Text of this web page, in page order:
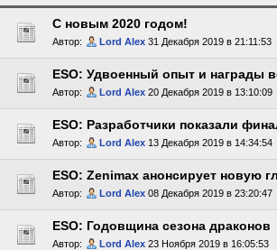
С новым 2020 годом!
Автор: Lord Alex 31 Декабря 2019 в 21:11:53
ESO: Удвоенный опыт и награды
Автор: Lord Alex 20 Декабря 2019 в 13:10:09
ESO: Разработчики показали
Автор: Lord Alex 13 Декабря 2019 в 14:34:54
ESO: Zenimax анонсирует новую
Автор: Lord Alex 08 Декабря 2019 в 23:20:47
ESO: Годовщина сезона драконов
Автор: Lord Alex 23 Ноября 2019 в 16:05:53